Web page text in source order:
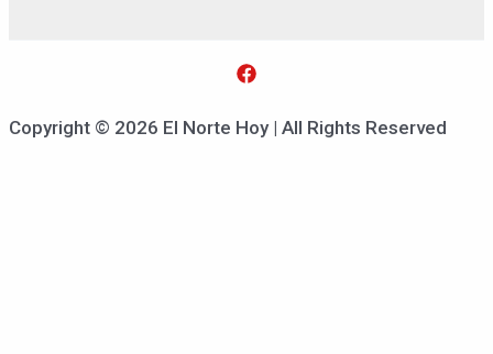
Copyright © 2026 El Norte Hoy | All Rights Reserved